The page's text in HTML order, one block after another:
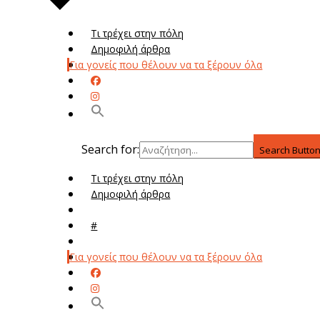
Τι τρέχει στην πόλη
Δημοφιλή άρθρα
Για γονείς που θέλουν να τα ξέρουν όλα
Search for: Search
Τι τρέχει στην πόλη
Δημοφιλή άρθρα
#
Για γονείς που θέλουν να τα ξέρουν όλα